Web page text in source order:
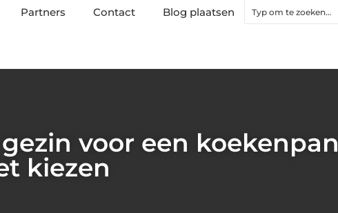
Partners Contact Blog plaatsen
voor een koekenpan
kiezen